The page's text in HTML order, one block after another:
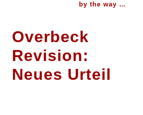
by the way …
Overbeck
Revision:
Neues Urteil